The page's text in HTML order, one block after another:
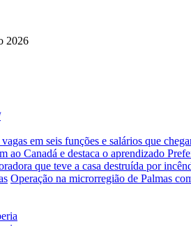
2026
em seis funções e salários que
ao Canadá e destaca o aprendizado
que teve a casa destruída por
Operação na microrregião de Palmas